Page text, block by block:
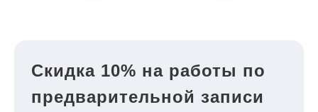
Скидка 10% на работы по
предварительной записи